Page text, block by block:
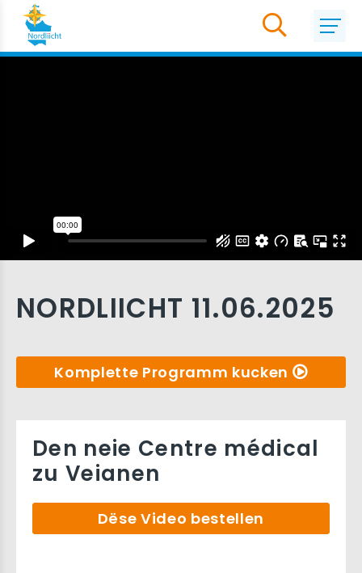
NORDLIICHT 11.06.2025
Komplette Programm kucken
Den neie Centre médical
zu Veianen
Dëse Video bestellen